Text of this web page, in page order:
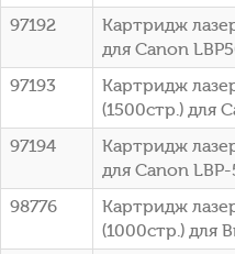
97192
Картридж
для Canon
97193
Картридж
(1500стр.) для
97194
Картридж
для Canon
98776
Картридж
(1000стр.) для